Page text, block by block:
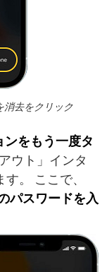
消去をクリック
ンをもう一度タ
ウト」インタ
。 ここで、
パスワードを入